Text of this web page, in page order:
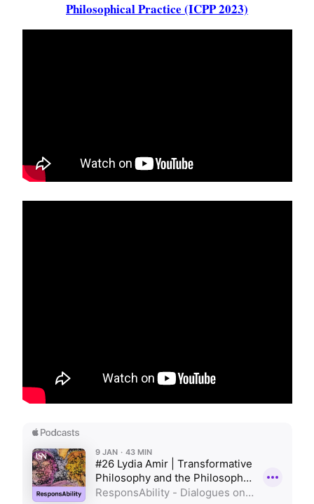
Philosophical Practice (ICPP 2023)